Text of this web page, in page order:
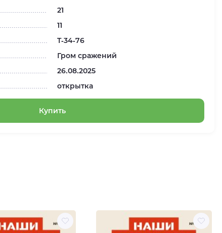
21
11
T-34-76
Гром сражений
26.08.2025
открытка
Купить